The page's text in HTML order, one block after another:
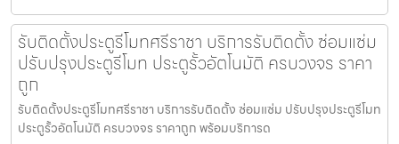
รับติดตั้งประตูรีโมทศรีราชา บริการรับติดตั้ง ซ่อมแซ่ม
ปรับปรุงประตูรีโมท ประตูรั้วอัตโนมัติ ครบวงจร ราคา
ถูก
รับติดตั้งประตูรีโมทศรีราชา บริการรับติดตั้ง ซ่อมแซ่ม ปรับปรุงประตูรีโมท
ประตูรั้วอัตโนมัติ ครบวงจร ราคาถูก พร้อมบริการด